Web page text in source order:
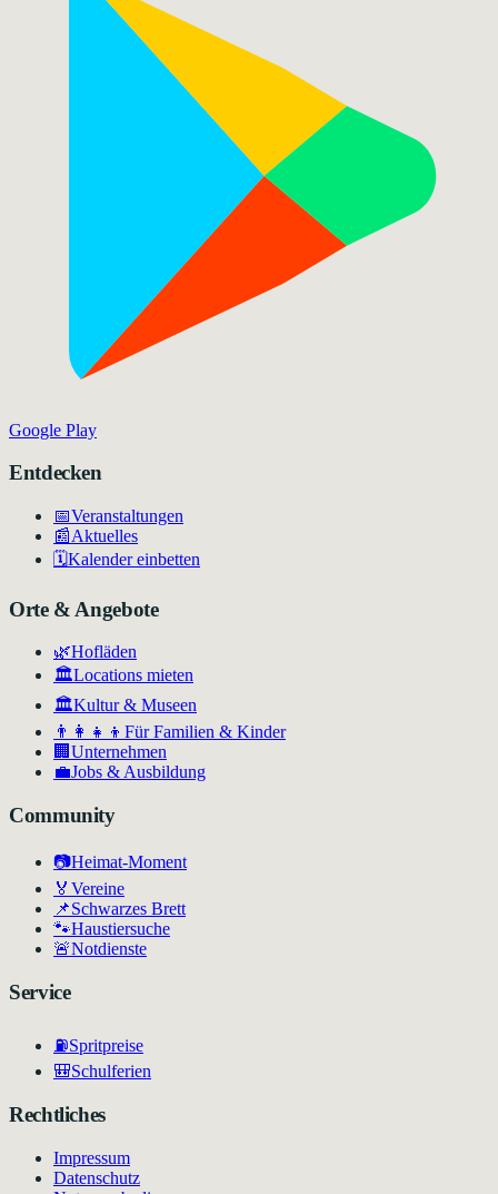
Google Play
Entdecken
📅Veranstaltungen
📰Aktuelles
🗓️Kalender einbetten
Orte & Angebote
🌿Hofläden
🏛️Locations mieten
🏛Kultur & Museen
👨‍👩‍👧‍👦 Für Familien & Kinder
🏢 Unternehmen
💼Jobs & Ausbildung
Community
📷Heimat-Moment
🏅 Vereine
📌Schwarzes Brett
🐾Haustiersuche
🚨Notdienste
Service
⛽Spritpreise
🎒Schulferien
Rechtliches
Impressum
Datenschutz